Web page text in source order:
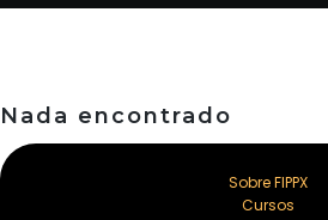
Nada encontrado
Sobre FIPPX
Cursos